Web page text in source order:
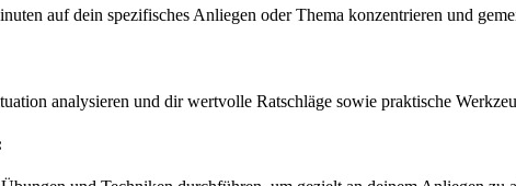
auf dein spezifisches Anliegen oder Thema konzentrieren und
analysieren und dir wertvolle Ratschläge sowie praktische